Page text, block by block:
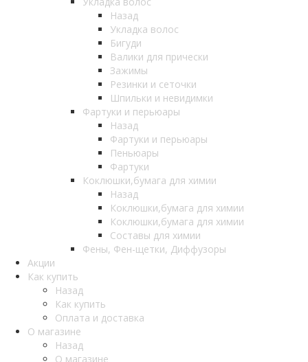
Назад
Укладка волос
Бигуди
Валики для прически
Зажимы
Резинки и сеточки
Шпильки и невидимки
Фартуки и перьюары
Назад
Фартуки и перьюары
Пеньюары
Фартуки
Коклюшки,бумага для химии
Назад
Коклюшки,бумага для химии
Коклюшки,бумага для химии
Составы для химии
Фены, Фен-щетки, Диффузоры
Акции
Как купить
Назад
Как купить
Оплата и доставка
О магазине
Назад
О магазине